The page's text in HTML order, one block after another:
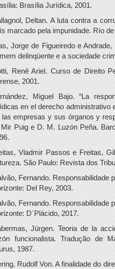
Brasília Jurídica, 2001.
Deltan. A luta contra a
marcado pela impunidade. Río
Jorge de Figueiredo e
delinqüente e a sociedade
Renê Ariel. Curso de Direito
2001.
Miguel Bajo. “La
en el derecho administrativo
las empresas y sus órganos y
Puig e D. M. Luzón Peña.
Vladmir Passos e Freitas,
São Paulo: Revista dos
Fernando. Responsabilidade
Del Rey, 2003.
Fernando. Responsabilidade
D´Plácido, 2017.
Jürgen. Teoria de la
funcionalista. Tradução de
1987.
Rudolf Von. A finalidade do